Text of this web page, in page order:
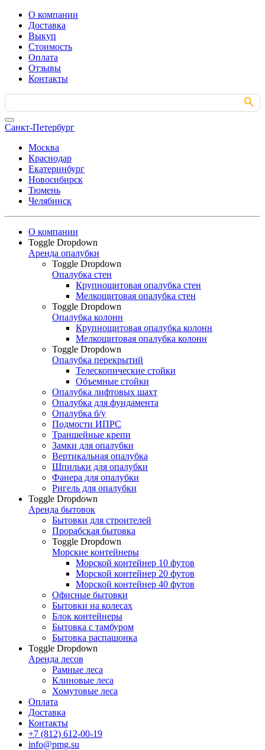
О компании
Доставка
Выкуп
Стоимость
Оплата
Отзывы
Контакты
Search
for:
Search Button
Санкт-Петербург
Москва
Краснодар
Екатеринбург
Новосибирск
Тюмень
Челябинск
О компании
Toggle Dropdown
Аренда опалубки
Toggle Dropdown
Опалубка стен
Крупнощитовая опалубка стен
Мелкощитовая опалубка стен
Toggle Dropdown
Опалубка колонн
Крупнощитовая опалубка колонн
Мелкощитовая опалубка колонн
Toggle Dropdown
Опалубка перекрытий
Телескопические стойки
Объемные стойки
Опалубка лифтовых шахт
Опалубка для фундамента
Опалубка б/у
Подмости ИПРС
Траншейные крепи
Замки для опалубки
Вертикальная опалубка
Шпильки для опалубки
Фанера для опалубки
Ригель для опалубки
Toggle Dropdown
Аренда бытовок
Бытовки для строителей
Прорабская бытовка
Toggle Dropdown
Морские контейнеры
Морской контейнер 10 футов
Морской контейнер 20 футов
Морской контейнер 40 футов
Офисные бытовки
Бытовки на колесах
Блок контейнеры
Бытовка с тамбуром
Бытовка распашонка
Toggle Dropdown
Аренда лесов
Рамные леса
Клиновые леса
Хомутовые леса
Оплата
Доставка
Контакты
+7 (812) 612-00-19
info@pmg.su